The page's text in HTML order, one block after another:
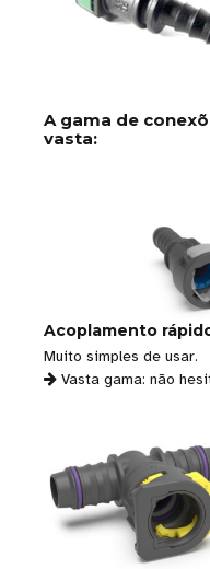
A gama de
vasta:
Acoplamento
Muito simples de usar.
Vasta gama: não